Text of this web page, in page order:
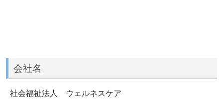
会社名
社会福祉法人 ウェルネスケア